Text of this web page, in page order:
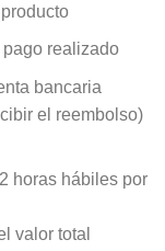
realizado
bancaria
el reembolso)
horas hábiles por
valor total